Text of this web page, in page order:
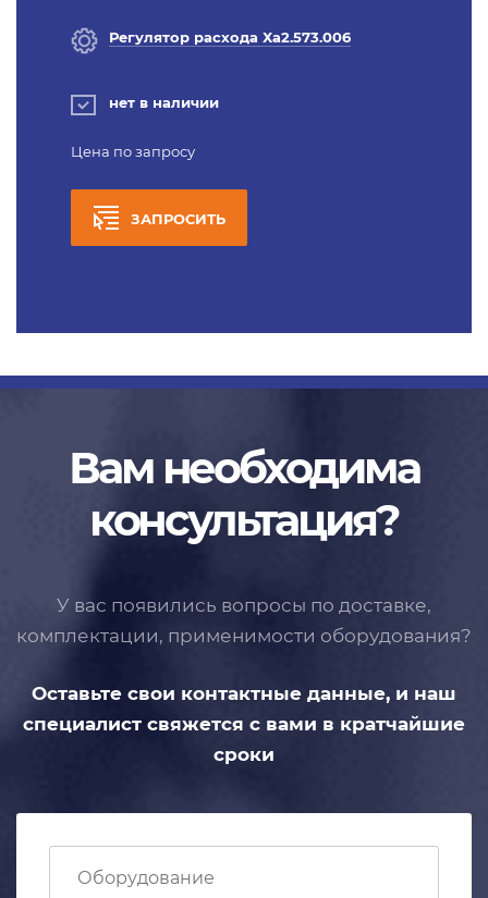
Регулятор расхода Ха2.573.006
нет в наличии
Цена по запросу
ЗАПРОСИТЬ
Вам необходима
консультация?
У вас появились вопросы по доставке,
комплектации, применимости оборудования?
Оставьте свои контактные данные, и наш
специалист свяжется с вами в кратчайшие
сроки